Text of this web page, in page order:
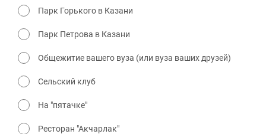
Парк Горького в Казани
Парк Петрова в Казани
Общежитие вашего вуза (или вуза ваших друзей)
Сельский клуб
На "пятачке"
Ресторан "Акчарлак"